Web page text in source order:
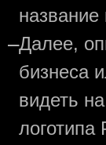
—Далее,
бизнеса
видеть
логотипа